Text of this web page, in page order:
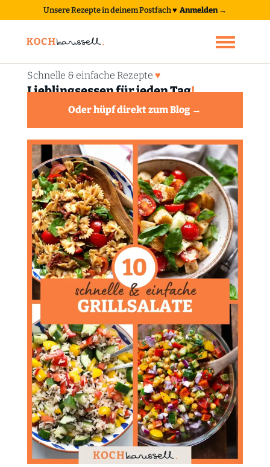
Unsere Rezepte in deinem Postfach♥ Anmelden →
Schnelle & einfache Rezepte ♥
Lieblingsessen für jeden Tag!
Oder hüpf direkt zum Blog →